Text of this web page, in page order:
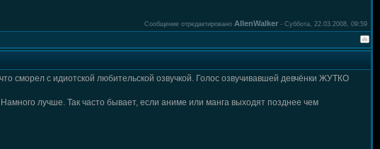
Сообщение отредактировано AllenWalker - Суббота, 22.03.2008, 09:59
сморел с идиотской любительской озвучкой. Голос озвучивавшей девчёнки ЖУТКО
лучше. Так часто бывает, если аниме или манга выходят позднее чем